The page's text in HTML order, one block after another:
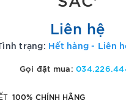
Liên hệ
trạng: Hết hàng - Liên
Gọi đặt mua:
100% CHÍNH HÃNG